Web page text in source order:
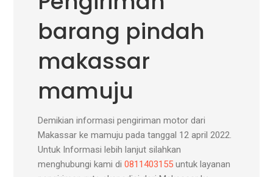
barang pindah
makassar
mamuju
Demikian informasi pengiriman motor dari
Makassar ke mamuju pada tanggal 12 april 2022.
Untuk Informasi lebih lanjut silahkan
menghubungi kami di0811403155 untuk layanan